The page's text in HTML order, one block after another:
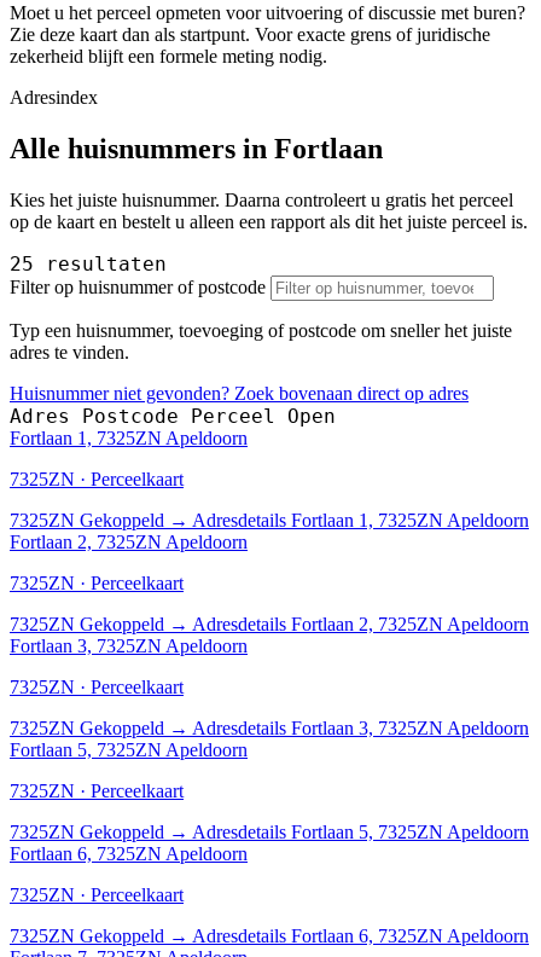
Moet u het perceel opmeten voor uitvoering of discussie met buren?
Zie deze kaart dan als startpunt. Voor exacte grens of juridische
zekerheid blijft een formele meting nodig.
Adresindex
Alle huisnummers in Fortlaan
Kies het juiste huisnummer. Daarna controleert u gratis het perceel
op de kaart en bestelt u alleen een rapport als dit het juiste perceel is.
25 resultaten
Filter op huisnummer of postcode
Typ een huisnummer, toevoeging of postcode om sneller het juiste
adres te vinden.
Huisnummer niet gevonden? Zoek bovenaan direct op adres
Adres Postcode Perceel Open
Fortlaan 1, 7325ZN Apeldoorn
7325ZN · Perceelkaart
7325ZN Gekoppeld → Adresdetails Fortlaan 1, 7325ZN Apeldoorn
Fortlaan 2, 7325ZN Apeldoorn
7325ZN · Perceelkaart
7325ZN Gekoppeld → Adresdetails Fortlaan 2, 7325ZN Apeldoorn
Fortlaan 3, 7325ZN Apeldoorn
7325ZN · Perceelkaart
7325ZN Gekoppeld → Adresdetails Fortlaan 3, 7325ZN Apeldoorn
Fortlaan 5, 7325ZN Apeldoorn
7325ZN · Perceelkaart
7325ZN Gekoppeld → Adresdetails Fortlaan 5, 7325ZN Apeldoorn
Fortlaan 6, 7325ZN Apeldoorn
7325ZN · Perceelkaart
7325ZN Gekoppeld → Adresdetails Fortlaan 6, 7325ZN Apeldoorn